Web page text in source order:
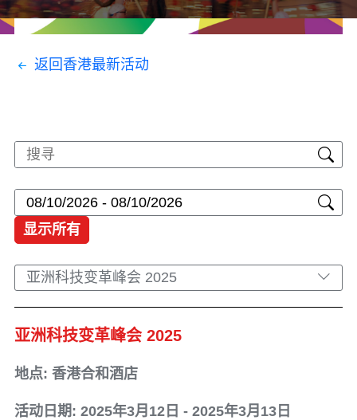
返回香港最新活动
显示所有
亚洲科技变革峰会 2025
亚洲科技变革峰会 2025
地点: 香港合和酒店
活动日期: 2025年3月12日 - 2025年3月13日